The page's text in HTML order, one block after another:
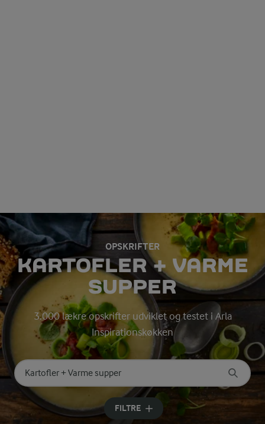
OPSKRIFTER
KARTOFLER + VARME
SUPPER
3.000 lækre opskrifter udviklet og testet i Arla
Inspirationskøkken
Søg på kategori
Indtast søgeord for at søge
FILTRE